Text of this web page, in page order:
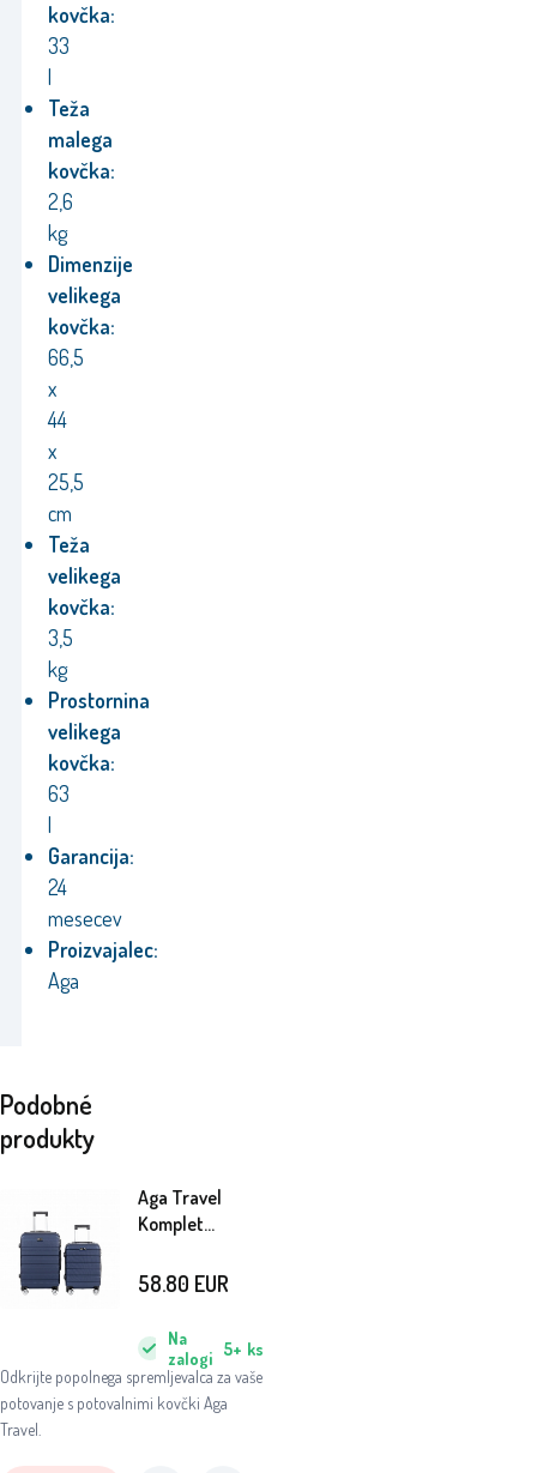
kovčka:
33
l
Teža
malega
kovčka:
2,6
kg
Dimenzije
velikega
kovčka:
66,5
x
44
x
25,5
cm
Teža
velikega
kovčka:
3,5
kg
Prostornina
velikega
kovčka:
63
l
Garancija:
24
mesecev
Proizvajalec:
Aga
Podobné
produkty
Aga Travel
Komplet
kovčkov
Odkrijte popolnega spremljevalca za vaše
potovanje s potovalnimi kovčki Aga
Travel.
Na
zalogi 5+ ks
58.80 EUR